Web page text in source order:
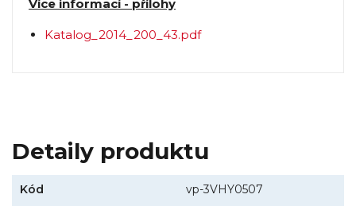
Více informací - přílohy
Katalog_2014_200_43.pdf
Detaily produktu
Kód vp-3VHY0507